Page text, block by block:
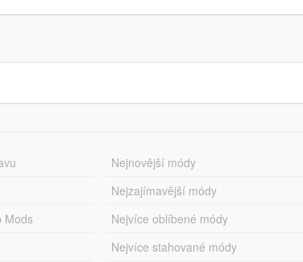
Mods
Nejnovější módy
Nejzajímavější módy
Nejvíce oblíbené módy
Nejvíce stahované módy